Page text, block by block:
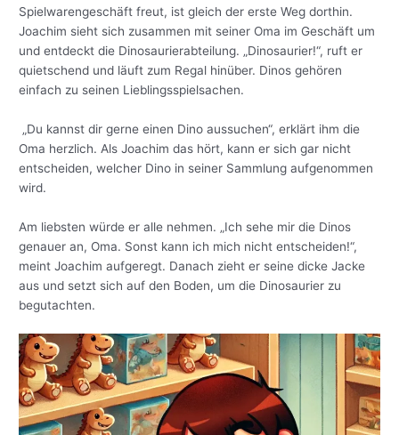
Spielwarengeschäft freut, ist gleich der erste Weg dorthin.
Joachim sieht sich zusammen mit seiner Oma im Geschäft um
und entdeckt die Dinosaurierabteilung. „Dinosaurier!“, ruft er
quietschend und läuft zum Regal hinüber. Dinos gehören
einfach zu seinen Lieblingsspielsachen.
„Du kannst dir gerne einen Dino aussuchen“, erklärt ihm die
Oma herzlich. Als Joachim das hört, kann er sich gar nicht
entscheiden, welcher Dino in seiner Sammlung aufgenommen
wird.
Am liebsten würde er alle nehmen. „Ich sehe mir die Dinos
genauer an, Oma. Sonst kann ich mich nicht entscheiden!“,
meint Joachim aufgeregt. Danach zieht er seine dicke Jacke
aus und setzt sich auf den Boden, um die Dinosaurier zu
begutachten.